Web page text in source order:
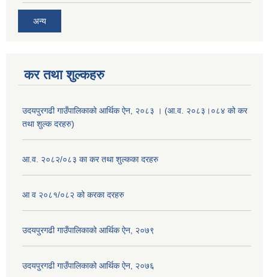
अन्य
कर तथा शुल्कहरु
उदयपुरगढी गाउँपालिकाको आर्थिक ऐन, २०८३ । (आ.व. २०८३।०८४ को कर
तथा शुल्क दरहरु)
आ.व. २०८२/०८३ का कर तथा शुल्कका दरहरु
आ व २०८१/०८२ को करका दरहरु
उदयपुरगढी गाउँपालिकाको आर्थिक ऐन, २०७९
उदयपुरगढी गाउँपालिकाको आर्थिक ऐन, २०७६